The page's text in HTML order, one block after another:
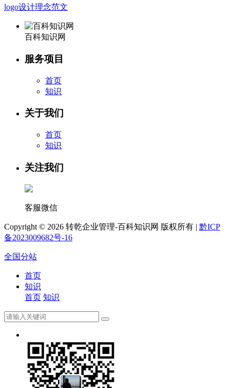
logo设计理念范文
百科知识网
服务项目
首页
知识
关于我们
首页
知识
关注我们
客服微信
Copyright © 2026 转乾企业管理-百科知识网 版权所有 | 黔ICP
备2023009682号-16
全国分站
首页
知识
首页 知识